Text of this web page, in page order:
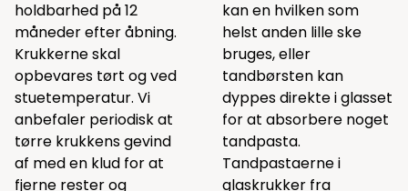
holdbarhed på 12
måneder efter åbning.
Krukkerne skal
opbevares tørt og ved
stuetemperatur. Vi
anbefaler periodisk at
tørre krukkens gevind
af med en klud for at
fjerne rester og
kan en hvilken som
helst anden lille ske
bruges, eller
tandbørsten kan
dyppes direkte i glasset
for at absorbere noget
tandpasta.
Tandpastaerne i
glaskrukker fra